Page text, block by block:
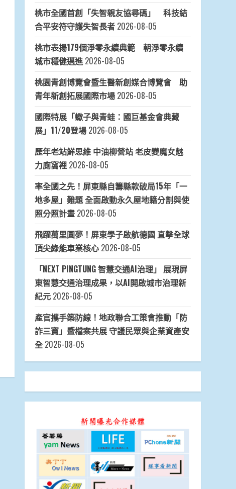
桃市全國首創「失智親友協尋碼」 科技結
合平安符守護失智長者 2026-08-05
桃市表揚179個淨零永續典範 朝淨零永續
城市穩健邁進 2026-08-05
桃園青創博覽會暨生醫新創媒合博覽會 助
青年新創拓展國際市場 2026-08-05
國際特展「蠍子與青蛙：國巨基金會典藏
展」11/20登場 2026-08-05
歷年老站鮮思維 中油柳營站 老皮變魔女魅
力廁窩裡 2026-08-05
率全國之先！屏東縣自籌縣款破局15年「一
地多屋」難題 全面啟動永久屋地籍分割與使
照分照計畫 2026-08-05
飛躍萬里圓夢！屏東學子啟航德國 直擊全球
頂尖綠能車業核心 2026-08-05
「NEXT PINGTUNG 智慧交通AI治理」 展現屏
東智慧交通治理成果，以AI開啟城市治理新
紀元 2026-08-05
產官攜手築防線！地政聯合工策會推動「防
詐三寶」暨檔案共展 守護民眾與企業資產安
全 2026-08-05